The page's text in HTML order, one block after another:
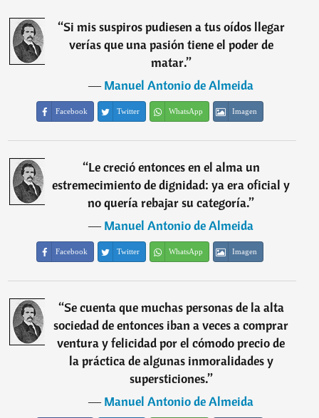
“Si mis suspiros pudiesen a tus oídos llegar
verías que una pasión tiene el poder de
matar.”
―Manuel Antonio de Almeida
Facebook Twitter WhatsApp Imagen
“Le creció entonces en el alma un
estremecimiento de dignidad: ya era oficial y
no quería rebajar su categoría.”
―Manuel Antonio de Almeida
Facebook Twitter WhatsApp Imagen
“Se cuenta que muchas personas de la alta
sociedad de entonces iban a veces a comprar
ventura y felicidad por el cómodo precio de
la práctica de algunas inmoralidades y
supersticiones.”
―Manuel Antonio de Almeida